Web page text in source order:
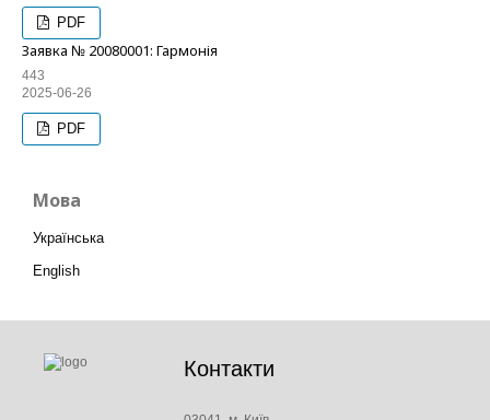
PDF
Заявка № 20080001: Гармонія
443
2025-06-26
PDF
Мова
Українська
English
Контакти